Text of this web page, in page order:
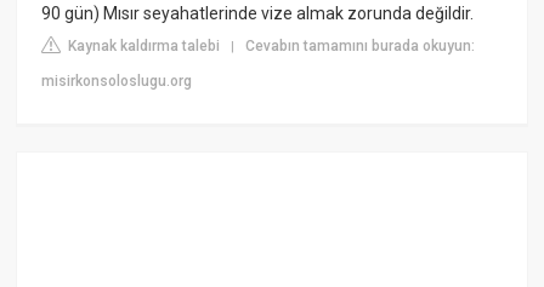
90 gün) Mısır seyahatlerinde vize almak zorunda değildir.
Kaynak kaldırma talebi |Cevabın tamamını burada okuyun:
misirkonsoloslugu.org